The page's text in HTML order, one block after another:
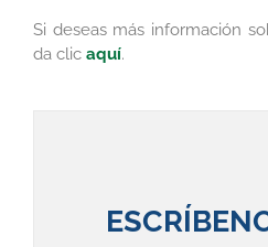
Si deseas más información
da clic aquí.